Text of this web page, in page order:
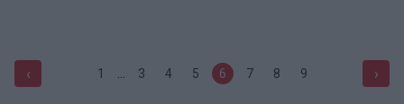
‹ 1 ... 3 4 5 6 7 8 9 ›